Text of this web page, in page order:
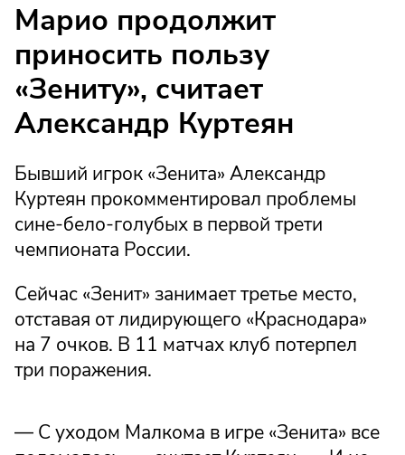
Марио продолжит
приносить пользу
«Зениту», считает
Александр Куртеян
Бывший игрок «Зенита» Александр
Куртеян прокомментировал проблемы
сине-бело-голубых в первой трети
чемпионата России.
Сейчас «Зенит» занимает третье место,
отставая от лидирующего «Краснодара»
на 7 очков. В 11 матчах клуб потерпел
три поражения.
— С уходом Малкома в игре «Зенита» все